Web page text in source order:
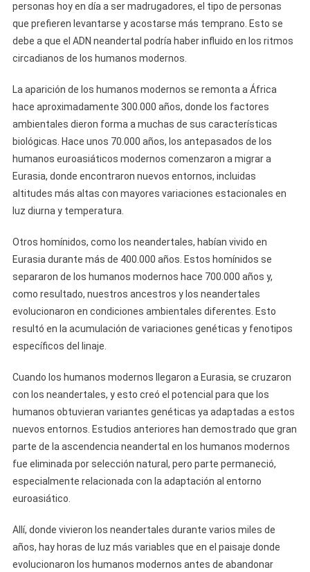
personas hoy en día a ser madrugadores, el tipo de personas
que prefieren levantarse y acostarse más temprano. Esto se
debe a que el ADN neandertal podría haber influido en los ritmos
circadianos de los humanos modernos.
La aparición de los humanos modernos se remonta a África
hace aproximadamente 300.000 años, donde los factores
ambientales dieron forma a muchas de sus características
biológicas. Hace unos 70.000 años, los antepasados de los
humanos euroasiáticos modernos comenzaron a migrar a
Eurasia, donde encontraron nuevos entornos, incluidas
altitudes más altas con mayores variaciones estacionales en
luz diurna y temperatura.
Otros homínidos, como los neandertales, habían vivido en
Eurasia durante más de 400.000 años. Estos homínidos se
separaron de los humanos modernos hace 700.000 años y,
como resultado, nuestros ancestros y los neandertales
evolucionaron en condiciones ambientales diferentes. Esto
resultó en la acumulación de variaciones genéticas y fenotipos
específicos del linaje.
Cuando los humanos modernos llegaron a Eurasia, se cruzaron
con los neandertales, y esto creó el potencial para que los
humanos obtuvieran variantes genéticas ya adaptadas a estos
nuevos entornos. Estudios anteriores han demostrado que gran
parte de la ascendencia neandertal en los humanos modernos
fue eliminada por selección natural, pero parte permaneció,
especialmente relacionada con la adaptación al entorno
euroasiático.
Allí, donde vivieron los neandertales durante varios miles de
años, hay horas de luz más variables que en el paisaje donde
evolucionaron los humanos modernos antes de abandonar